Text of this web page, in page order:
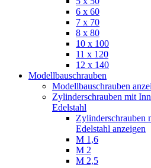
6 x 60
7 x 70
8 x 80
10 x 100
11 x 120
12 x 140
Modellbauschrauben
Modellbauschrauben
Zylinderschrauben mit
Edelstahl
Zylinderschrauben
Edelstahl anzeigen
M 1,6
M 2
M 2,5